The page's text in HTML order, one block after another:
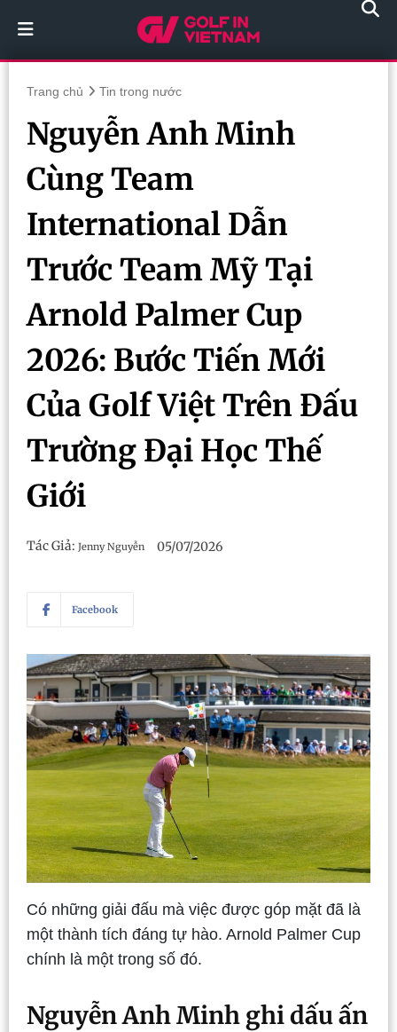
Trang chủ Tin trong nước
Nguyễn Anh Minh
Cùng Team
International Dẫn
Trước Team Mỹ Tại
Arnold Palmer Cup
2026: Bước Tiến Mới
Của Golf Việt Trên Đấu
Trường Đại Học Thế
Giới
Tác Giả: Jenny Nguyễn 05/07/2026
Facebook
Có những giải đấu mà việc được góp mặt đã là
một thành tích đáng tự hào. Arnold Palmer Cup
chính là một trong số đó.
Nguyễn Anh Minh ghi dấu ấn